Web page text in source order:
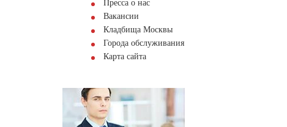
Пресса о нас
Вакансии
Кладбища Москвы
Города обслуживания
Карта сайта